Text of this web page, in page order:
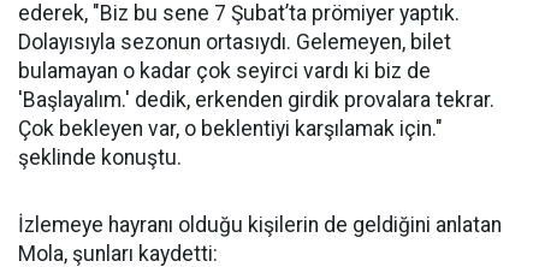
ederek, "Biz bu sene 7 Şubat’ta prömiyer yaptık.
Dolayısıyla sezonun ortasıydı. Gelemeyen, bilet
bulamayan o kadar çok seyirci vardı ki biz de
'Başlayalım.' dedik, erkenden girdik provalara tekrar.
Çok bekleyen var, o beklentiyi karşılamak için."
şeklinde konuştu.
İzlemeye hayranı olduğu kişilerin de geldiğini anlatan
Mola, şunları kaydetti: